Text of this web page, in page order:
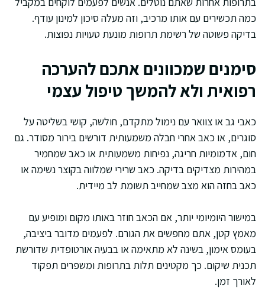
כמה תכשירים עם אותו מרכיב, וזה מעלה סיכון למינון עודף.
בדיקה פשוטה של רשימת תרופות מונעת טעויות נפוצות.
סימנים שמכוונים אתכם להערכה
רפואית ולא להמשך טיפול עצמי
כאבי גב או צוואר עם נימול מתקדם, חולשה, קושי בשליטה על
סוגרים, או כאב אחרי חבלה משמעותית דורשים בירור מסודר. גם
חום, אדמומיות חריגה, נפיחות משמעותית או כאב שמחמיר
במהירות מצדיקים בדיקה. כאב שרירי שמלווה בקוצר נשימה או
כאב בחזה הוא מצב שמחייב תשומת לב מיידית.
במישור היומיומי יותר, אם הכאב חוזר באותו מקום ומופיע עם
מאמץ קטן, אתם מחפשים את הגורם. לפעמים מדובר ביציבה,
בעומס אימון, בשינה לא מתאימה או בבעיה אורטופדית שדורשת
תכנית שיקום. כך מקטינים תלות בתרופות ומשפרים תפקוד
לאורך זמן.